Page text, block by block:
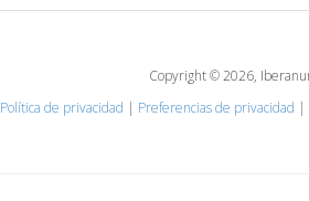
Copyright © 2026,
Política de privacidad | Preferencias de privacidad |